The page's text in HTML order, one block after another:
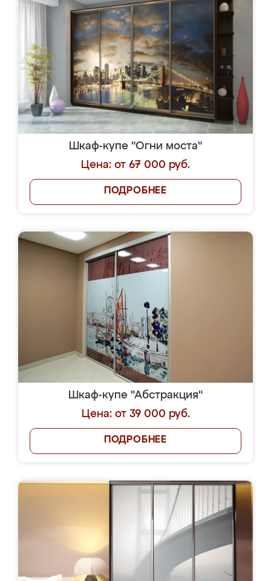
Шкаф-купе "Огни моста"
Цена: от 67 000 руб.
ПОДРОБНЕЕ
Шкаф-купе "Абстракция"
Цена: от 39 000 руб.
ПОДРОБНЕЕ